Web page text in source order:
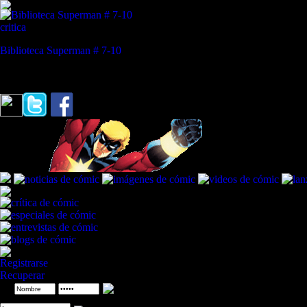
critica
Biblioteca Superman # 7-10
Registrarse
Recuperar